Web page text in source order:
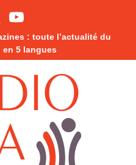
: toute l’actualité du
en 5 langues